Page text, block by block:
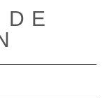
de navegación